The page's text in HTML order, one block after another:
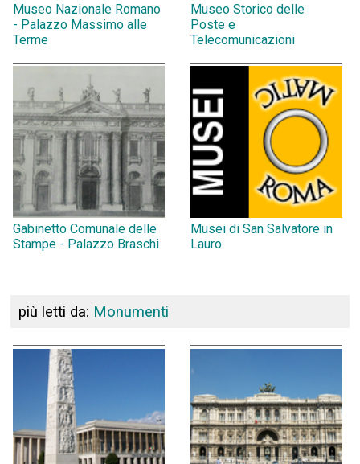
Museo Nazionale Romano
- Palazzo Massimo alle
Terme
Museo Storico delle
Poste e
Telecomunicazioni
Gabinetto Comunale delle
Stampe - Palazzo Braschi
Musei di San Salvatore in
Lauro
più letti da: Monumenti